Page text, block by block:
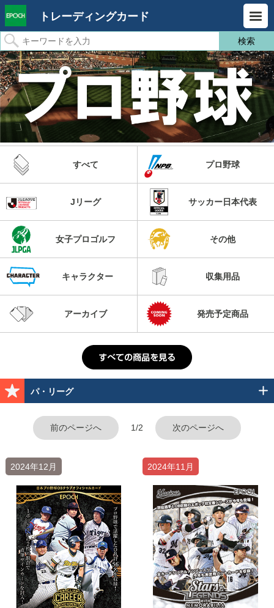
トレーディングカード
すべて プロ野球
Jリーグ サッカー日本代表
女子プロゴルフ その他
キャラクター 収集用品
アーカイブ 発売予定商品
パ・リーグ
前のページへ 1/2 次のページへ
2024年12月 2024年11月